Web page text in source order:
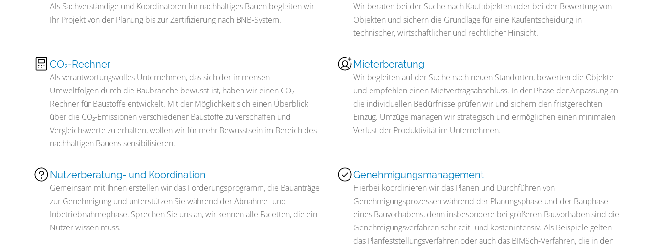
Als Sachverständige und Koordinatoren für nachhaltiges Bauen begleiten wir
Ihr Projekt von der Planung bis zur Zertifizierung nach BNB-System.
Wir beraten bei der Suche nach Kaufobjekten oder bei der Bewertung von
Objekten und sichern die Grundlage für eine Kaufentscheidung in
technischer, wirtschaftlicher und rechtlicher Hinsicht.
CO₂-Rechner
Als verantwortungsvolles Unternehmen, das sich der immensen
Umweltfolgen durch die Baubranche bewusst ist, haben wir einen CO₂-
Rechner für Baustoffe entwickelt. Mit der Möglichkeit sich einen Überblick
über die CO₂-Emissionen verschiedener Baustoffe zu verschaffen und
Vergleichswerte zu erhalten, wollen wir für mehr Bewusstsein im Bereich des
nachhaltigen Bauens sensibilisieren.
Mieterberatung
Wir begleiten auf der Suche nach neuen Standorten, bewerten die Objekte
und empfehlen einen Mietvertragsabschluss. In der Phase der Anpassung an
die individuellen Bedürfnisse prüfen wir und sichern den fristgerechten
Einzug. Umzüge managen wir strategisch und ermöglichen einen minimalen
Verlust der Produktivität im Unternehmen.
Nutzerberatung- und Koordination
Gemeinsam mit Ihnen erstellen wir das Forderungsprogramm, die Bauanträge
zur Genehmigung und unterstützen Sie während der Abnahme- und
Inbetriebnahmephase. Sprechen Sie uns an, wir kennen alle Facetten, die ein
Nutzer wissen muss.
Genehmigungsmanagement
Hierbei koordinieren wir das Planen und Durchführen von
Genehmigungsprozessen während der Planungsphase und der Bauphase
eines Bauvorhabens, denn insbesondere bei größeren Bauvorhaben sind die
Genehmigungsverfahren sehr zeit- und kostenintensiv. Als Beispiele gelten
das Planfeststellungsverfahren oder auch das BIMSch-Verfahren, die in den